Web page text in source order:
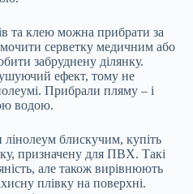
та клею можна прибрати за
серветку медичним або
забруднену ділянку.
ефект, тому не
Прибрали пляму – і
водою.
блискучим, купіть
призначену для ПВХ. Такі
але також вирівнюють
плівку на поверхні.